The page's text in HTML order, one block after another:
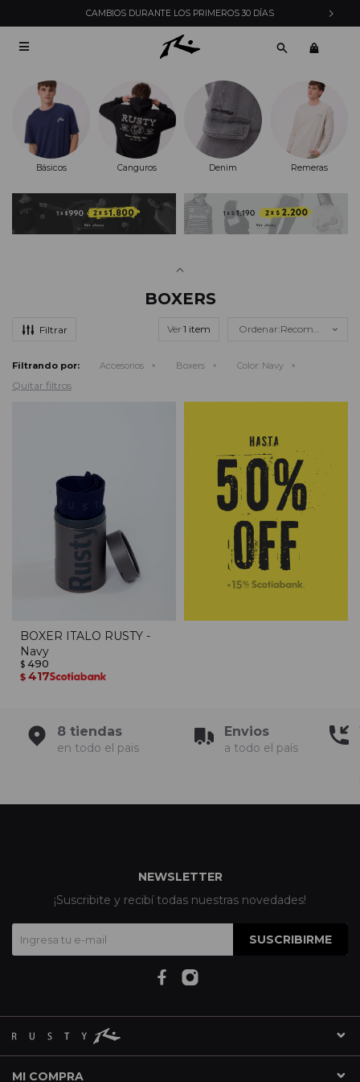
CAMBIOS DURANTE LOS PRIMEROS 30 DÍAS

Básicos Canguros Denim Remeras
BOXERS
Ver Recomendados
Filtrando por: Accesorios Boxers Color: Navy
Quitar filtros
BOXER ITALO RUSTY -
Navy
$ 490
$ 417
8 tiendas
en todo el pais
Envios
a todo el país
MI COMPRA
NEWSLETTER
¡Suscribite y recibí todas nuestras novedades!
SUSCRIBIRME